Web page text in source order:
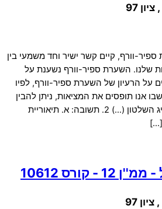
וורף, קיים קשר ישיר וחד משמעי בין
שלנו. השערת ספיר-וורף נשענת על
הרעיון של השערת ספיר-וורף, לפיו
אנו תופסים את המציאות, ניתן להבין
את המטרות שמבקש להשיג השלטון (…) 2. תשובה: א. תיאוריית
[…]
10612